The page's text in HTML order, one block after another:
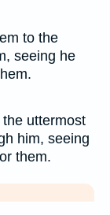
to the
seeing he
uttermost
him, seeing
them.